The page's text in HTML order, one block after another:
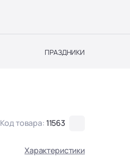
ПРАЗДНИКИ
Код товара: 11563
Характеристики